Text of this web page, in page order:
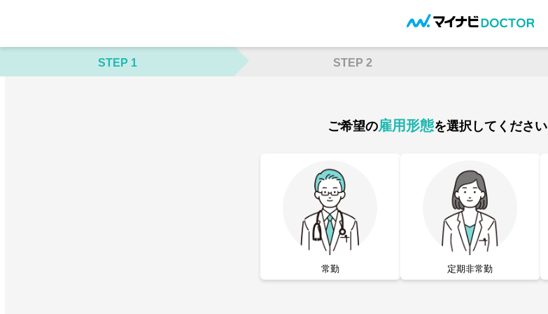
STEP 1 STEP 2
ご希望の雇用形態を選択してください
常勤 定期非常勤